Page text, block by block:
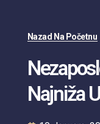
Nazad Na Početnu
Najniža